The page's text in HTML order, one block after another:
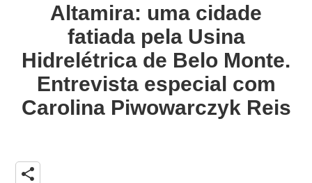
Altamira: uma cidade
fatiada pela Usina
Hidrelétrica de Belo Monte.
Entrevista especial com
Carolina Piwowarczyk Reis
share